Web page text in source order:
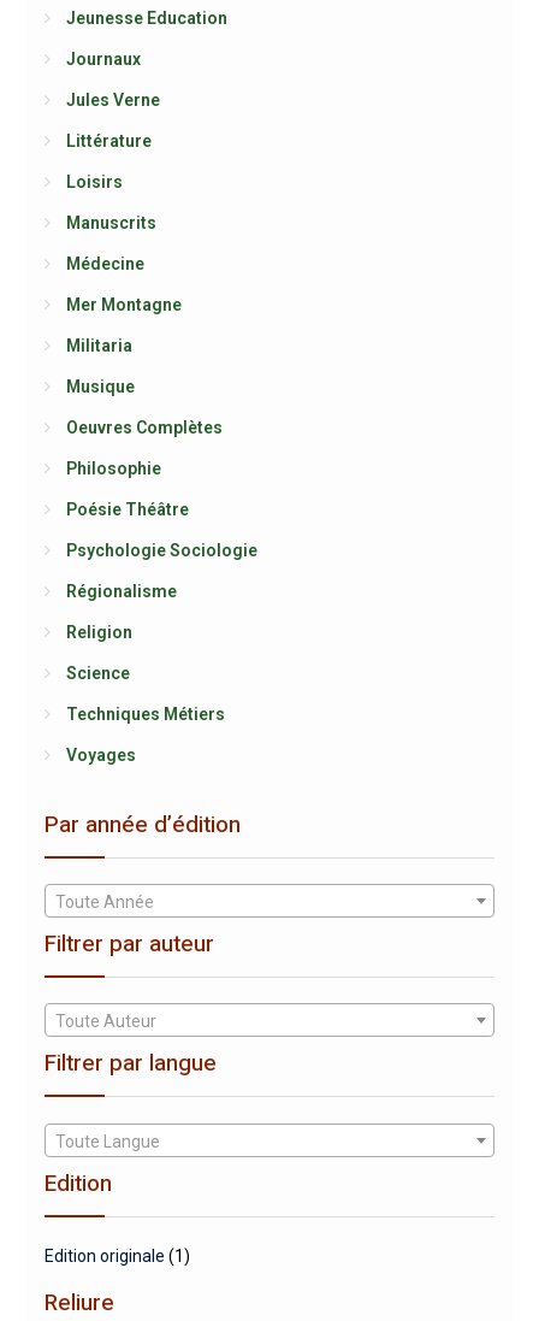
Jeunesse Education
Journaux
Jules Verne
Littérature
Loisirs
Manuscrits
Médecine
Mer Montagne
Militaria
Musique
Oeuvres Complètes
Philosophie
Poésie Théâtre
Psychologie Sociologie
Régionalisme
Religion
Science
Techniques Métiers
Voyages
Par année d’édition
Toute Année
Filtrer par auteur
Toute Auteur
Filtrer par langue
Toute Langue
Edition
Edition originale (1)
Reliure